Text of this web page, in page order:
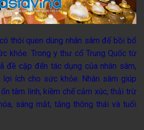
thói quen dùng nhân sâm để bồi bổ
khỏe. Trong y thư cổ Trung Quốc từ
đề cập đến tác dụng của nhân sâm,
ích cho sức khỏe. Nhân sâm giúp
tâm linh, kiềm chế cảm xúc, thải trừ
sáng mắt, tăng thông thái và tuổi